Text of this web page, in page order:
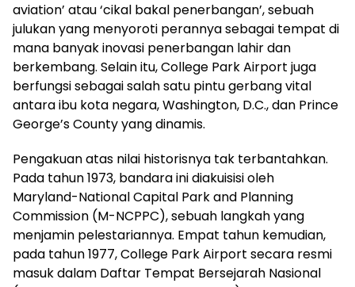
aviation’ atau ‘cikal bakal penerbangan’, sebuah
julukan yang menyoroti perannya sebagai tempat di
mana banyak inovasi penerbangan lahir dan
berkembang. Selain itu, College Park Airport juga
berfungsi sebagai salah satu pintu gerbang vital
antara ibu kota negara, Washington, D.C., dan Prince
George’s County yang dinamis.
Pengakuan atas nilai historisnya tak terbantahkan.
Pada tahun 1973, bandara ini diakuisisi oleh
Maryland-National Capital Park and Planning
Commission (M-NCPPC), sebuah langkah yang
menjamin pelestariannya. Empat tahun kemudian,
pada tahun 1977, College Park Airport secara resmi
masuk dalam Daftar Tempat Bersejarah Nasional